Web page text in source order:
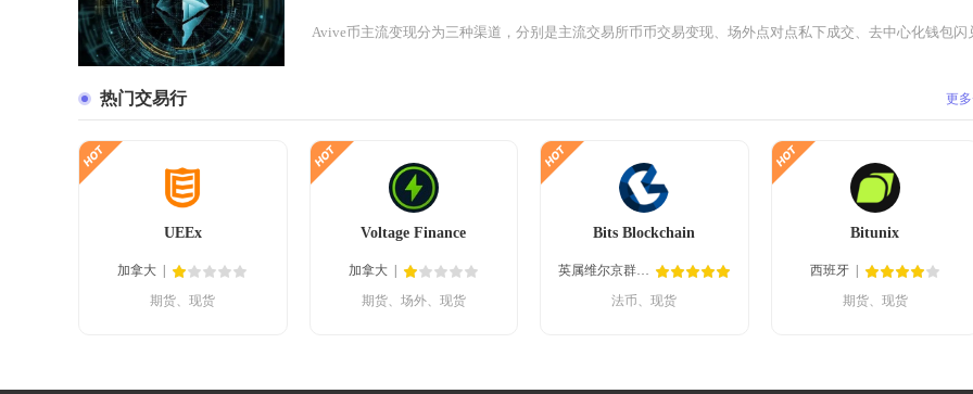
Avive币主流变现分为三种渠道，分别是主流交易所币币交易变现、场外点对点私下成交、去中心化钱包闪
热门交易行 更
UEEx
加拿大
期货、现货
Voltage Finance
加拿大
期货、场外、现货
Bits Blockchain
英属维尔京群岛
法币、现货
Bitunix
西班牙
期货、现货